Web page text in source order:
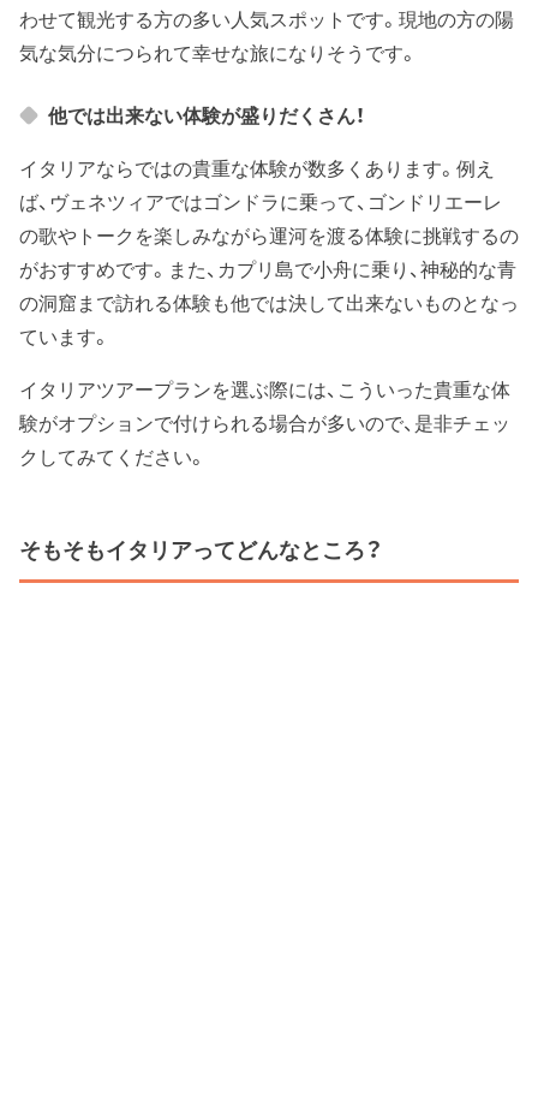
わせて観光する方の多い人気スポットです。現地の方の陽
気な気分につられて幸せな旅になりそうです。
他では出来ない体験が盛りだくさん！
イタリアならではの貴重な体験が数多くあります。例え
ば、ヴェネツィアではゴンドラに乗って、ゴンドリエーレ
の歌やトークを楽しみながら運河を渡る体験に挑戦するの
がおすすめです。また、カプリ島で小舟に乗り、神秘的な青
の洞窟まで訪れる体験も他では決して出来ないものとなっ
ています。
イタリアツアープランを選ぶ際には、こういった貴重な体
験がオプションで付けられる場合が多いので、是非チェッ
クしてみてください。
そもそもイタリアってどんなところ？